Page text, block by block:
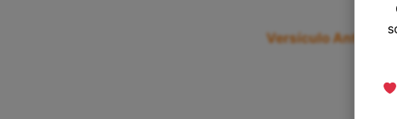
Versículo Anterior